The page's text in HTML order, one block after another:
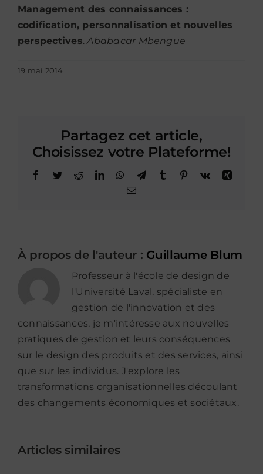
Management des connaissances :
codification, personnalisation et nouvelles
perspectives.Ababacar Mbengue
19 mai 2014
Partagez cet article,
Choisissez votre Plateforme!
Facebook
TwitterRedditLinkedInWhatsApp
TelegramTumblr Pinterest
Vk
Email
À propos de l'auteur : Guillaume Blum
Professeur à l'école de design de
l'Université Laval, spécialiste en
gestion de l'innovation et des
connaissances, je m'intéresse aux nouvelles
pratiques de gestion et leurs conséquences
sur le design des produits et des services, ainsi
que sur les individus. J'explore les
transformations organisationnelles découlant
des changements économiques et sociétaux.
Articles similaires
Contenu